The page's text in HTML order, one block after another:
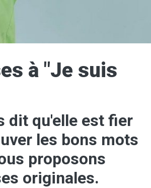
à "Je suis
dit qu'elle est fier
les bons mots
proposons
originales.